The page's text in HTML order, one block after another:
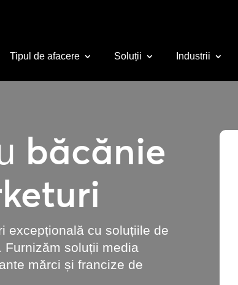
Tipul de afacere Soluții Industrii
băcănie
excepțională cu soluțiile de
Furnizăm soluții media
mărci și francize de